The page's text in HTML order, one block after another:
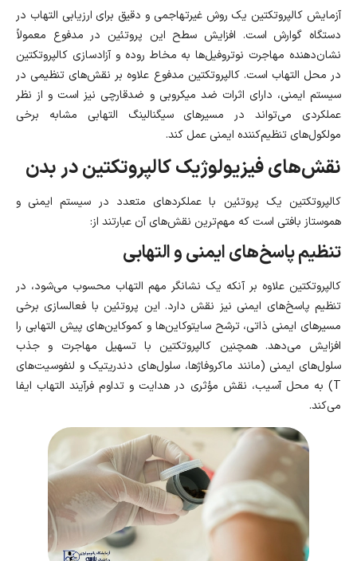
آزمایش کالپروتکتین یک روش غیرتهاجمی و دقیق برای ارزیابی التهاب در
دستگاه‌ گوارش است. افزایش سطح این پروتئین در مدفوع معمولاً
نشان‌دهنده مهاجرت نوتروفیل‌ها به مخاط روده و آزادسازی کالپروتکتین
در محل التهاب است. کالپروتکتین مدفوع علاوه بر نقش‌های تنظیمی در
سیستم ایمنی، دارای اثرات ضد میکروبی و ضدقارچی نیز است و از نظر
عملکردی می‌تواند در مسیرهای سیگنالینگ التهابی مشابه برخی
مولکول‌های تنظیم‌کننده ایمنی عمل کند.
نقش‌های فیزیولوژیک کالپروتکتین در بدن
کالپروتکتین یک پروتئین با عملکردهای متعدد در سیستم ایمنی و
هموستاز بافتی است که مهم‌ترین نقش‌های آن عبارتند از:
تنظیم پاسخ‌های ایمنی و التهابی
کالپروتکتین علاوه بر آنکه یک نشانگر مهم التهاب محسوب می‌شود، در
تنظیم پاسخ‌های ایمنی نیز نقش دارد. این پروتئین با فعالسازی برخی
مسیرهای ایمنی ذاتی، ترشح سایتوکاین‌ها و کموکاین‌های پیش‌ التهابی را
افزایش می‌دهد. همچنین کالپروتکتین با تسهیل مهاجرت و جذب
سلول‌های ایمنی (مانند ماکروفاژها، سلول‌های دندریتیک و لنفوسیت‌های
T) به محل آسیب، نقش مؤثری در هدایت و تداوم فرآیند التهاب ایفا
می‌کند.